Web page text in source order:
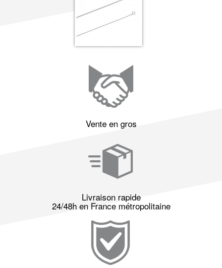
Vente en gros
Livraison rapide
24/48h en France métropolitaine